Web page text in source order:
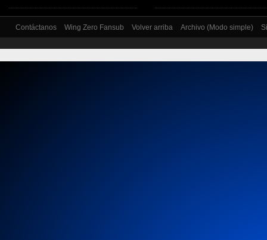
Contáctanos Wing Zero Fansub Volver arriba Archivo (Modo simple)